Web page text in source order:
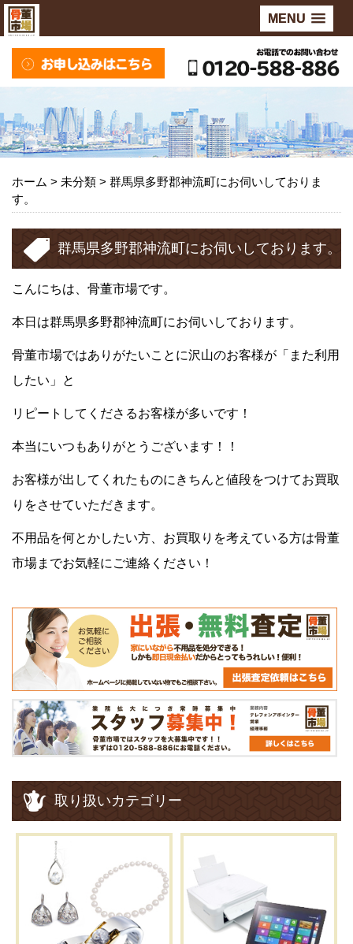
MENU
ホーム > 未分類 > 群馬県多野郡神流町にお伺いしておりま
す。
群馬県多野郡神流町にお伺いしております。
こんにちは、骨董市場です。
本日は群馬県多野郡神流町にお伺いしております。
骨董市場ではありがたいことに沢山のお客様が「また利用
したい」と
リピートしてくださるお客様が多いです！
本当にいつもありがとうございます！！
お客様が出してくれたものにきちんと値段をつけてお買取
りをさせていただきます。
不用品を何とかしたい方、お買取りを考えている方は骨董
市場までお気軽にご連絡ください！
取り扱いカテゴリー